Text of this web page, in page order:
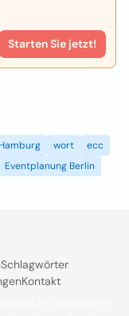
Starten Sie jetzt!
wort
ecc
Eventplanung Berlin
Schlagwörter
Kontakt
zu verbessern